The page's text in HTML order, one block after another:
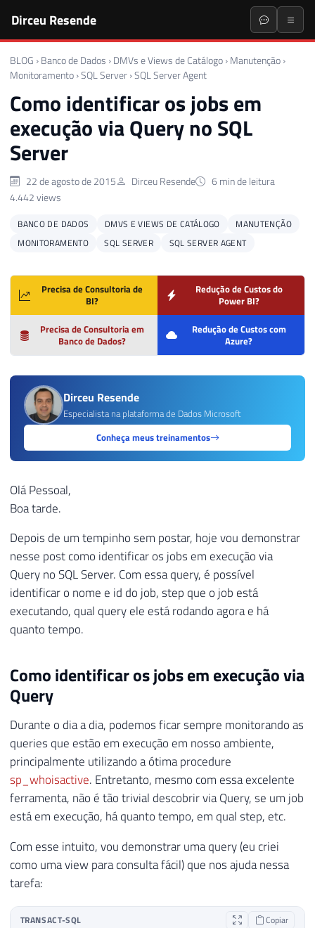
Dirceu Resende
BLOG › Banco de Dados › DMVs e Views de Catálogo › Manutenção ›
Monitoramento ›SQL Server ›SQL Server Agent
Como identificar os jobs em
execução via Query no SQL
Server
22 de agosto de 2015 Dirceu Resende
6 min de leitura
4.442 views
BANCO DE DADOS DMVS E VIEWS DE CATÁLOGO
MANUTENÇÃO
MONITORAMENTO
SQL SERVER SQL SERVER AGENT
Precisa de Consultoria de
BI?
Redução de Custos do
Power BI?
Precisa de Consultoria em
Banco de Dados?
Redução de Custos com
Azure?
Dirceu Resende
Especialista na plataforma de Dados Microsoft
Conheça meus treinamentos
Olá Pessoal,
Boa tarde.
Depois de um tempinho sem postar, hoje vou demonstrar
nesse post como identificar os jobs em execução via
Query no SQL Server. Com essa query, é possível
identificar o nome e id do job, step que o job está
executando, qual query ele está rodando agora e há
quanto tempo.
Como identificar os jobs em execução via
Query
Durante o dia a dia, podemos ficar sempre monitorando as
queries que estão em execução em nosso ambiente,
principalmente utilizando a ótima procedure
sp_whoisactive. Entretanto, mesmo com essa excelente
ferramenta, não é tão trivial descobrir via Query, se um job
está em execução, há quanto tempo, em qual step, etc.
Com esse intuito, vou demonstrar uma query (eu criei
como uma view para consulta fácil) que nos ajuda nessa
tarefa:
TRANSACT-SQL Copiar